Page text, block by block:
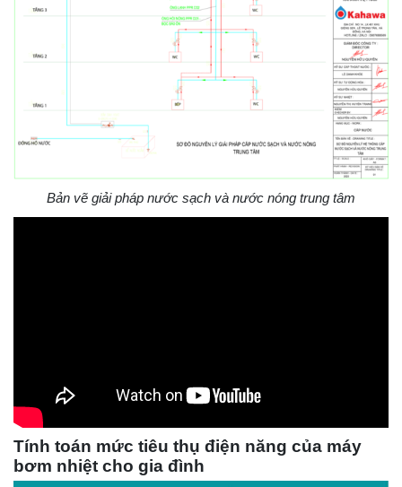
Bản vẽ giải pháp nước sạch và nước nóng trung tâm
Tính toán mức tiêu thụ điện năng của máy
bơm nhiệt cho gia đình